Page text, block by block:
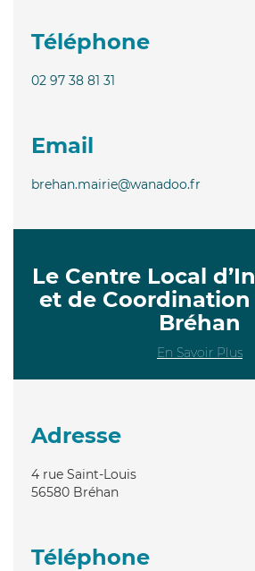
Téléphone
02 97 38 81 31
Email
brehan.mairie@wanadoo.fr
Le Centre Local
et de Coordination
Bréhan
En Savoir Plus
Adresse
4 rue Saint-Louis
56580 Bréhan
Téléphone